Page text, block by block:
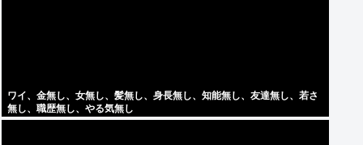
ワイ、金無し、女無し、髪無し、身長無し、知能無し、友達無し、若さ
無し、職歴無し、やる気無し